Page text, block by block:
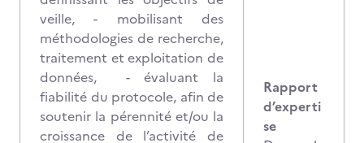
veille, - mobilisant des
méthodologies de recherche,
traitement et exploitation de
données, - évaluant la
fiabilité du protocole, afin de
soutenir la pérennité et/ou la
croissance de l’activité de
Rapport
d’experti
se